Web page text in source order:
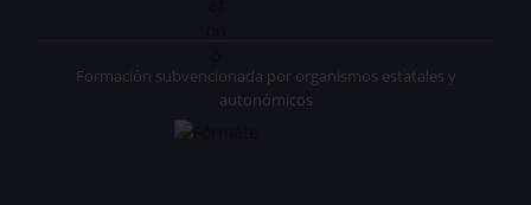
Formación subvencionada por organismos estatales y
autonómicos